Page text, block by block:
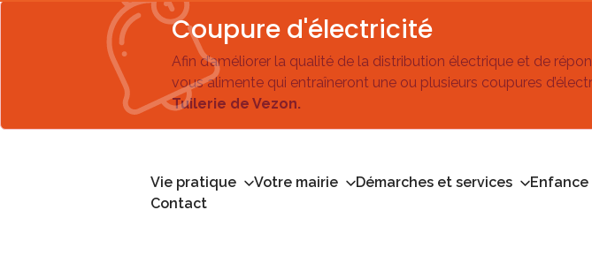
Coupure d'électricité
Afin d’améliorer la qualité de la distribution électrique et de
vous alimente qui entraîneront une ou plusieurs coupures
Tuilerie de Vezon.
Vie pratique Votre mairie Démarches et services Enfance
Contact